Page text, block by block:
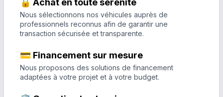
Nous sélectionnons nos véhicules auprès de
professionnels reconnus afin de garantir une
transaction sécurisée et transparente.
💳 Financement sur mesure
Nous proposons des solutions de financement
adaptées à votre projet et à votre budget.